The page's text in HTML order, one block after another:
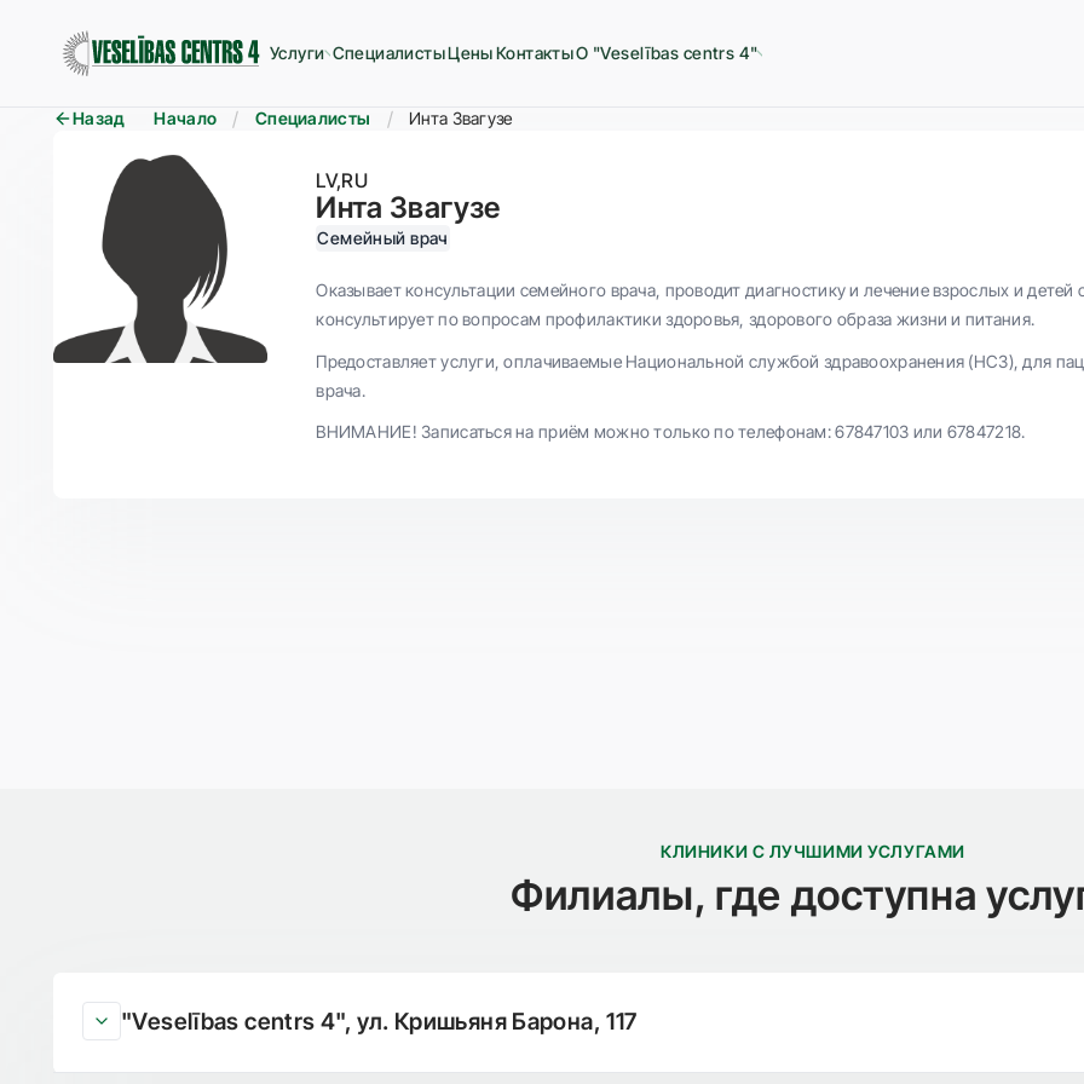
Услуги СпециалистыЦеныКонтактыО "Veselības centrs 4"
Назад Начало Специалисты Инта Звагузе
LV RU
Инта Звагузе
Cемейный врач
Оказывает консультации семейного врача, проводит диагностику и лечение взрослых и
консультирует по вопросам профилактики здоровья, здорового образа жизни и питания.
Предоставляет услуги, оплачиваемые Национальной службой здравоохранения (НСЗ), для
врача.
ВНИМАНИЕ! Записаться на приём можно только по телефонам: 67847103 или 67847218.
КЛИНИКИ С ЛУЧШИМИ УСЛУГАМИ
Филиалы, где доступна
"Veselības centrs 4", ул. Кришьяня Барона, 117